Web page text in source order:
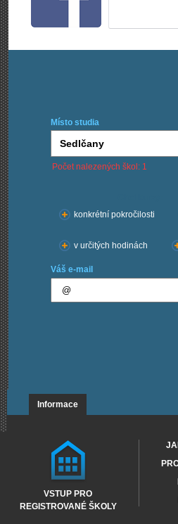
Místo studia
Počet nalezených škol: 1
konkrétní pokročilosti
v určitých hodinách
Váš e-mail
Informace
VSTUP PRO
REGISTROVANÉ ŠKOLY